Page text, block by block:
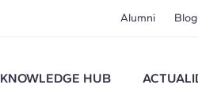
Alumni Blog
KNOWLEDGE HUB